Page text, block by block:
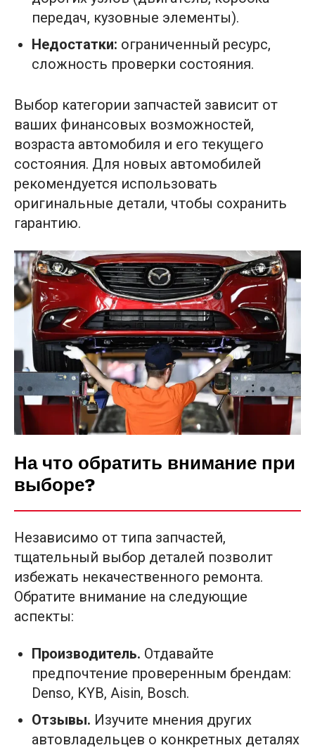
передач, кузовные элементы).
Недостатки: ограниченный ресурс,
сложность проверки состояния.
Выбор категории запчастей зависит от
ваших финансовых возможностей,
возраста автомобиля и его текущего
состояния. Для новых автомобилей
рекомендуется использовать
оригинальные детали, чтобы сохранить
гарантию.
На что обратить внимание при
выборе?
Независимо от типа запчастей,
тщательный выбор деталей позволит
избежать некачественного ремонта.
Обратите внимание на следующие
аспекты:
Производитель. Отдавайте
предпочтение проверенным брендам:
Denso, KYB, Aisin, Bosch.
Отзывы. Изучите мнения других
автовладельцев о конкретных деталях